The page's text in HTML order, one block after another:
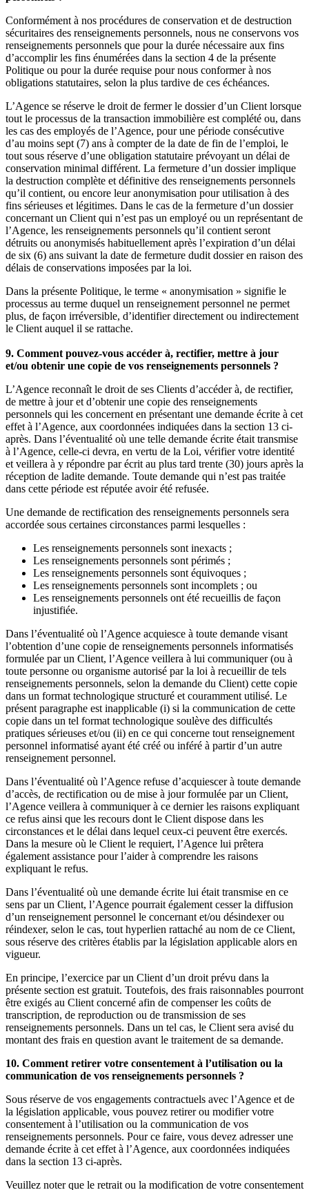
Conformément à nos procédures de conservation et de destruction
sécuritaires des renseignements personnels, nous ne conservons vos
renseignements personnels que pour la durée nécessaire aux fins
d’accomplir les fins énumérées dans la section 4 de la présente
Politique ou pour la durée requise pour nous conformer à nos
obligations statutaires, selon la plus tardive de ces échéances.
L’Agence se réserve le droit de fermer le dossier d’un Client lorsque
tout le processus de la transaction immobilière est complété ou, dans
les cas des employés de l’Agence, pour une période consécutive
d’au moins sept (7) ans à compter de la date de fin de l’emploi, le
tout sous réserve d’une obligation statutaire prévoyant un délai de
conservation minimal différent. La fermeture d’un dossier implique
la destruction complète et définitive des renseignements personnels
qu’il contient, ou encore leur anonymisation pour utilisation à des
fins sérieuses et légitimes. Dans le cas de la fermeture d’un dossier
concernant un Client qui n’est pas un employé ou un représentant de
l’Agence, les renseignements personnels qu’il contient seront
détruits ou anonymisés habituellement après l’expiration d’un délai
de six (6) ans suivant la date de fermeture dudit dossier en raison des
délais de conservations imposées par la loi.
Dans la présente Politique, le terme « anonymisation » signifie le
processus au terme duquel un renseignement personnel ne permet
plus, de façon irréversible, d’identifier directement ou indirectement
le Client auquel il se rattache.
9. Comment pouvez-vous accéder à, rectifier, mettre à jour
et/ou obtenir une copie de vos renseignements personnels ?
L’Agence reconnaît le droit de ses Clients d’accéder à, de rectifier,
de mettre à jour et d’obtenir une copie des renseignements
personnels qui les concernent en présentant une demande écrite à cet
effet à l’Agence, aux coordonnées indiquées dans la section 13 ci-
après. Dans l’éventualité où une telle demande écrite était transmise
à l’Agence, celle-ci devra, en vertu de la Loi, vérifier votre identité
et veillera à y répondre par écrit au plus tard trente (30) jours après la
réception de ladite demande. Toute demande qui n’est pas traitée
dans cette période est réputée avoir été refusée.
Une demande de rectification des renseignements personnels sera
accordée sous certaines circonstances parmi lesquelles :
Les renseignements personnels sont inexacts ;
Les renseignements personnels sont périmés ;
Les renseignements personnels sont équivoques ;
Les renseignements personnels sont incomplets ; ou
Les renseignements personnels ont été recueillis de façon
injustifiée.
Dans l’éventualité où l’Agence acquiesce à toute demande visant
l’obtention d’une copie de renseignements personnels informatisés
formulée par un Client, l’Agence veillera à lui communiquer (ou à
toute personne ou organisme autorisé par la loi à recueillir de tels
renseignements personnels, selon la demande du Client) cette copie
dans un format technologique structuré et couramment utilisé. Le
présent paragraphe est inapplicable (i) si la communication de cette
copie dans un tel format technologique soulève des difficultés
pratiques sérieuses et/ou (ii) en ce qui concerne tout renseignement
personnel informatisé ayant été créé ou inféré à partir d’un autre
renseignement personnel.
Dans l’éventualité où l’Agence refuse d’acquiescer à toute demande
d’accès, de rectification ou de mise à jour formulée par un Client,
l’Agence veillera à communiquer à ce dernier les raisons expliquant
ce refus ainsi que les recours dont le Client dispose dans les
circonstances et le délai dans lequel ceux-ci peuvent être exercés.
Dans la mesure où le Client le requiert, l’Agence lui prêtera
également assistance pour l’aider à comprendre les raisons
expliquant le refus.
Dans l’éventualité où une demande écrite lui était transmise en ce
sens par un Client, l’Agence pourrait également cesser la diffusion
d’un renseignement personnel le concernant et/ou désindexer ou
réindexer, selon le cas, tout hyperlien rattaché au nom de ce Client,
sous réserve des critères établis par la législation applicable alors en
vigueur.
En principe, l’exercice par un Client d’un droit prévu dans la
présente section est gratuit. Toutefois, des frais raisonnables pourront
être exigés au Client concerné afin de compenser les coûts de
transcription, de reproduction ou de transmission de ses
renseignements personnels. Dans un tel cas, le Client sera avisé du
montant des frais en question avant le traitement de sa demande.
10. Comment retirer votre consentement à l’utilisation ou la
communication de vos renseignements personnels ?
Sous réserve de vos engagements contractuels avec l’Agence et de
la législation applicable, vous pouvez retirer ou modifier votre
consentement à l’utilisation ou la communication de vos
renseignements personnels. Pour ce faire, vous devez adresser une
demande écrite à cet effet à l’Agence, aux coordonnées indiquées
dans la section 13 ci-après.
Veuillez noter que le retrait ou la modification de votre consentement